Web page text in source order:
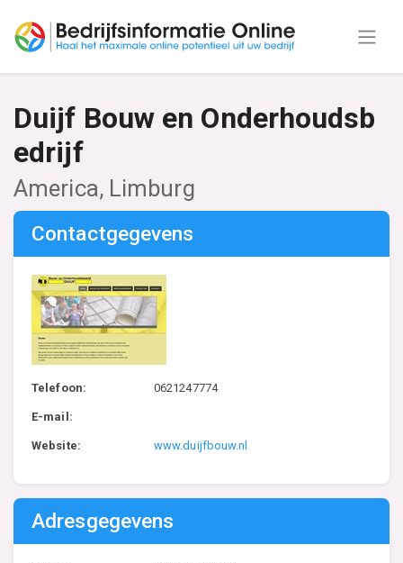
Duijf Bouw en Onderhoudsb
edrijf
America, Limburg
Contactgegevens
Telefoon: 0621247774
E-mail:
Website: www.duijfbouw.nl
Adresgegevens